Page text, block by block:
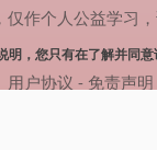
作个人公益学
明，您只有在了解并同意
用户协议 - 免责声明